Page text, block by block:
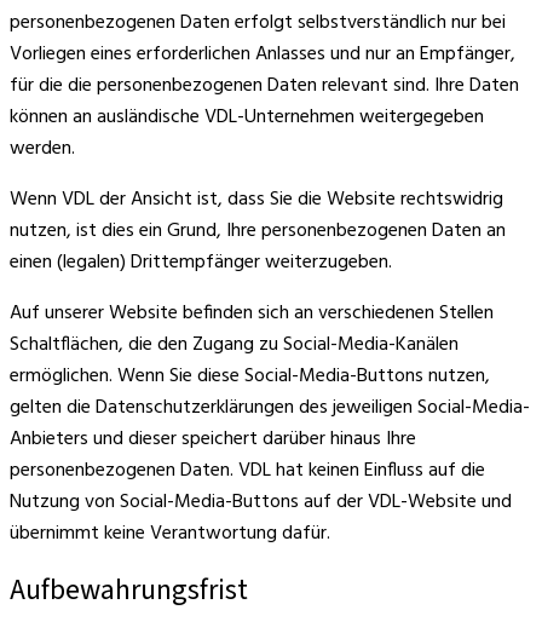
personenbezogenen Daten erfolgt selbstverständlich nur bei
Vorliegen eines erforderlichen Anlasses und nur an Empfänger,
für die die personenbezogenen Daten relevant sind. Ihre Daten
können an ausländische VDL-Unternehmen weitergegeben
werden.
Wenn VDL der Ansicht ist, dass Sie die Website rechtswidrig
nutzen, ist dies ein Grund, Ihre personenbezogenen Daten an
einen (legalen) Drittempfänger weiterzugeben.
Auf unserer Website befinden sich an verschiedenen Stellen
Schaltflächen, die den Zugang zu Social-Media-Kanälen
ermöglichen. Wenn Sie diese Social-Media-Buttons nutzen,
gelten die Datenschutzerklärungen des jeweiligen Social-Media-
Anbieters und dieser speichert darüber hinaus Ihre
personenbezogenen Daten. VDL hat keinen Einfluss auf die
Nutzung von Social-Media-Buttons auf der VDL-Website und
übernimmt keine Verantwortung dafür.
Aufbewahrungsfrist